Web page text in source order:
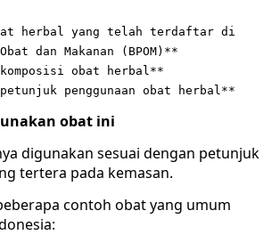
herbal yang telah terdaftar di
dan Makanan (BPOM)**
obat herbal**
penggunaan obat herbal**
obat ini
digunakan sesuai dengan petunjuk
tertera pada kemasan.
contoh obat yang umum